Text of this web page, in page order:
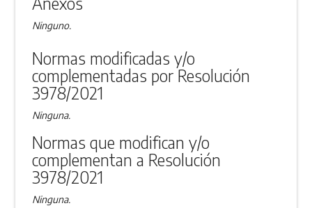
Ninguno.
Normas modificadas y/o
complementadas por Resolución
3978/2021
Ninguna.
Normas que modifican y/o
complementan a Resolución
3978/2021
Ninguna.